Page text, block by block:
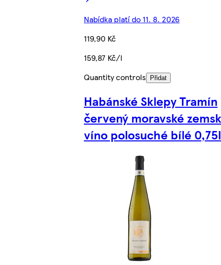
Nabídka platí do 11. 8. 2026
119,90 Kč
159,87 Kč/l
Quantity controls
Přidat
Habánské Sklepy Tramín
červený moravské
víno polosuché bílé 0,75l